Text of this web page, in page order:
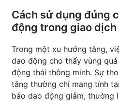
Cách sử dụng đúng
động trong giao dịch
Trong một xu hướng tăng,
dao động cho thấy vùng
động thái thông minh. Sự
tăng thường chỉ mang tính
báo dao động giảm, thường